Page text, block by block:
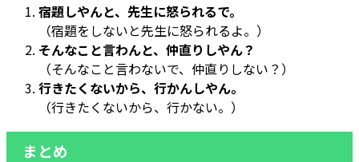
宿題しやんと、先生に怒られるで。
（宿題をしないと先生に怒られるよ。）
そんなこと言わんと、仲直りしやん？
（そんなこと言わないで、仲直りしない？）
行きたくないから、行かんしやん。
（行きたくないから、行かない。）
まとめ